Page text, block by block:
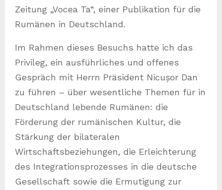
Zeitung „Vocea Ta“, einer Publikation für die
Rumänen in Deutschland.
Im Rahmen dieses Besuchs hatte ich das
Privileg, ein ausführliches und offenes
Gespräch mit Herrn Präsident Nicușor Dan
zu führen – über wesentliche Themen für in
Deutschland lebende Rumänen: die
Förderung der rumänischen Kultur, die
Stärkung der bilateralen
Wirtschaftsbeziehungen, die Erleichterung
des Integrationsprozesses in die deutsche
Gesellschaft sowie die Ermutigung zur